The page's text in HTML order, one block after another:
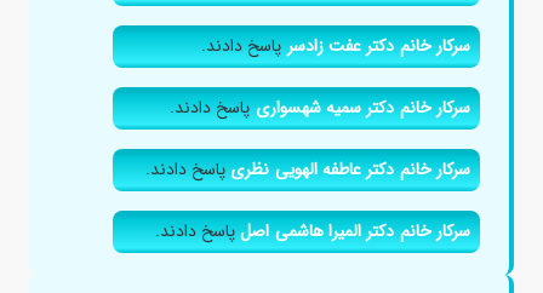
سرکار خانم دکتر عفت زادسرپاسخ دادند.
سرکار خانم دکتر سمیه شهسواریپاسخ دادند.
سرکار خانم دکتر عاطفه الهویی نظریپاسخ دادند.
سرکار خانم دکتر المیرا هاشمی اصلپاسخ دادند.